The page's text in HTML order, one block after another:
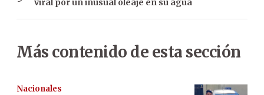
viral por un inusual oleaje en su agua
Más contenido de esta sección
Nacionales